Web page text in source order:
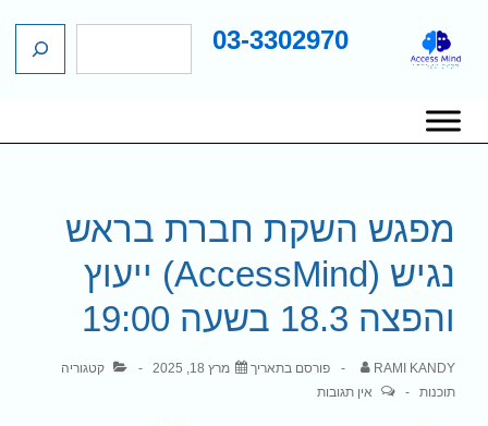
03-3302970
ניווט
ראשי
מפגש השקת חברת בראש
נגיש (AccessMind) ייעוץ
והפצה 18.3 בשעה 19:00
RAMI KANDY פורסם בתאריך מרץ 18, 2025
קטגוריה
תוכנות
אין תגובות